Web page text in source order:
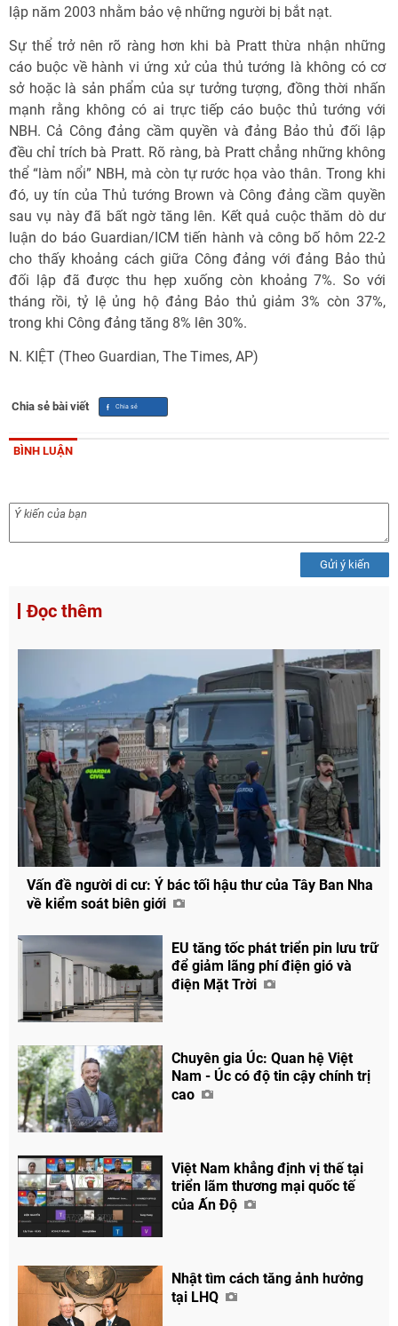
lập năm 2003 nhằm bảo vệ những người bị bắt nạt.
Sự thể trở nên rõ ràng hơn khi bà Pratt thừa nhận những
cáo buộc về hành vi ứng xử của thủ tướng là không có cơ
sở hoặc là sản phẩm của sự tưởng tượng, đồng thời nhấn
mạnh rằng không có ai trực tiếp cáo buộc thủ tướng với
NBH. Cả Công đảng cầm quyền và đảng Bảo thủ đối lập
đều chỉ trích bà Pratt. Rõ ràng, bà Pratt chẳng những không
thể “làm nổi” NBH, mà còn tự rước họa vào thân. Trong khi
đó, uy tín của Thủ tướng Brown và Công đảng cầm quyền
sau vụ này đã bất ngờ tăng lên. Kết quả cuộc thăm dò dư
luận do báo Guardian/ICM tiến hành và công bố hôm 22-2
cho thấy khoảng cách giữa Công đảng với đảng Bảo thủ
đối lập đã được thu hẹp xuống còn khoảng 7%. So với
tháng rồi, tỷ lệ ủng hộ đảng Bảo thủ giảm 3% còn 37%,
trong khi Công đảng tăng 8% lên 30%.
N. KIỆT (Theo Guardian, The Times, AP)
Chia sẻ bài viết
BÌNH LUẬN
Gửi ý kiến
Đọc thêm
Vấn đề người di cư: Ý bác tối hậu thư của Tây Ban Nha
về kiểm soát biên giới
EU tăng tốc phát triển pin lưu trữ
để giảm lãng phí điện gió và
điện Mặt Trời
Chuyên gia Úc: Quan hệ Việt
Nam - Úc có độ tin cậy chính trị
cao
Việt Nam khẳng định vị thế tại
triển lãm thương mại quốc tế
của Ấn Độ
Nhật tìm cách tăng ảnh hưởng
tại LHQ